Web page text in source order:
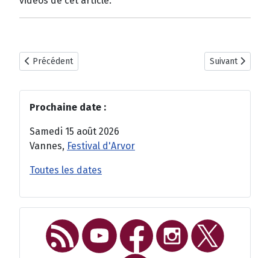
Article précédent : Le Bagad Elven sur CanalBreizh
Précédent Article suivant
Suivant
Prochaine date :
Samedi 15 août 2026
Vannes, Festival d'Arvor
Toutes les dates